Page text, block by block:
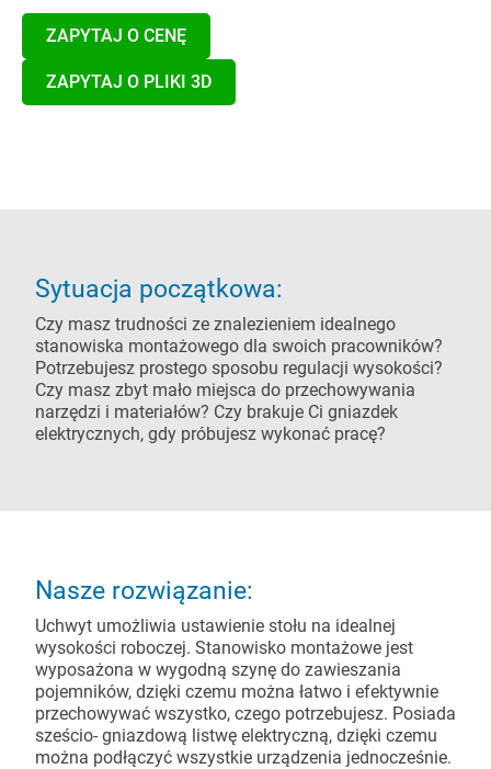
ZAPYTAJ O CENĘ
ZAPYTAJ O PLIKI 3D
Sytuacja początkowa:
Czy masz trudności ze znalezieniem idealnego
stanowiska montażowego dla swoich pracowników?
Potrzebujesz prostego sposobu regulacji wysokości?
Czy masz zbyt mało miejsca do przechowywania
narzędzi i materiałów? Czy brakuje Ci gniazdek
elektrycznych, gdy próbujesz wykonać pracę?
Nasze rozwiązanie:
Uchwyt umożliwia ustawienie stołu na idealnej
wysokości roboczej. Stanowisko montażowe jest
wyposażona w wygodną szynę do zawieszania
pojemników, dzięki czemu można łatwo i efektywnie
przechowywać wszystko, czego potrzebujesz. Posiada
sześcio- gniazdową listwę elektryczną, dzięki czemu
można podłączyć wszystkie urządzenia jednocześnie.